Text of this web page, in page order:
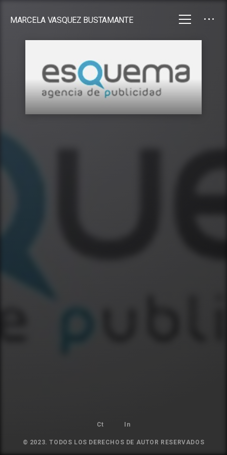
MARCELA VASQUEZ BUSTAMANTE
Ct In
© 2023. TODOS LOS DERECHOS DE AUTOR RESERVADOS